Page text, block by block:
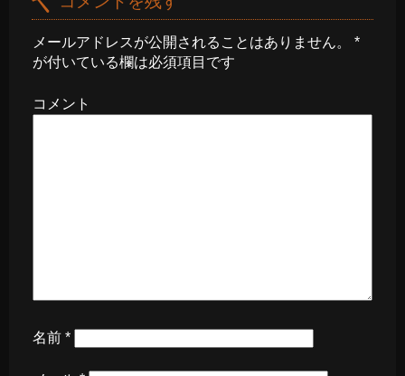
メールアドレスが公開されることはありません。
*
が付いている欄は必須項目です
コメント
名前 *